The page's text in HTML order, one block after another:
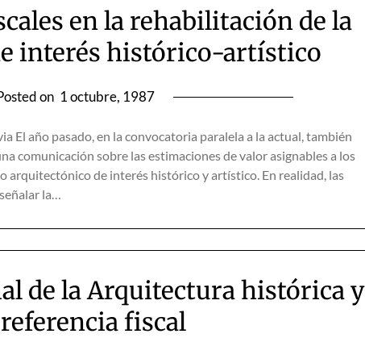
en la rehabilitación de la
interés histórico-artístico
on 1 octubre, 1987
El año pasado, en la convocatoria paralela a la actual, también
comunicación sobre las estimaciones de valor asignables a los
arquitectónico de interés histórico y artístico. En realidad, las
la…
de la Arquitectura histórica y
fiscal